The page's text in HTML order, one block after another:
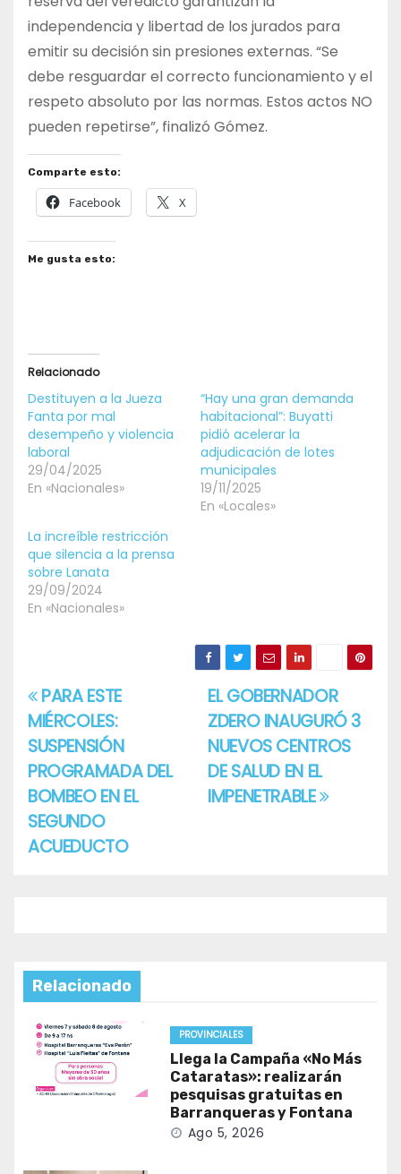
independencia y libertad de los jurados para
emitir su decisión sin presiones externas. “Se
debe resguardar el correcto funcionamiento y el
respeto absoluto por las normas. Estos actos NO
pueden repetirse”, finalizó Gómez.
Comparte esto:
Facebook X
Me gusta esto:
Relacionado
Destituyen a la Jueza
Fanta por mal
desempeño y violencia
laboral
29/04/2025
En «Nacionales»
“Hay una gran demanda
habitacional”: Buyatti
pidió acelerar la
adjudicación de lotes
municipales
19/11/2025
En «Locales»
La increíble restricción
que silencia a la prensa
sobre Lanata
29/09/2024
En «Nacionales»
Navegación
de
entradas
EL GOBERNADOR
ZDERO INAUGURÓ 3
NUEVOS CENTROS
DE SALUD EN EL
IMPENETRABLE
PARA ESTE
MIÉRCOLES:
SUSPENSIÓN
PROGRAMADA DEL
BOMBEO EN EL
SEGUNDO
ACUEDUCTO
Relacionado
PROVINCIALES
Llega la Campaña «No Más
Cataratas»: realizarán
pesquisas gratuitas en
Barranqueras y Fontana
Ago 5, 2026